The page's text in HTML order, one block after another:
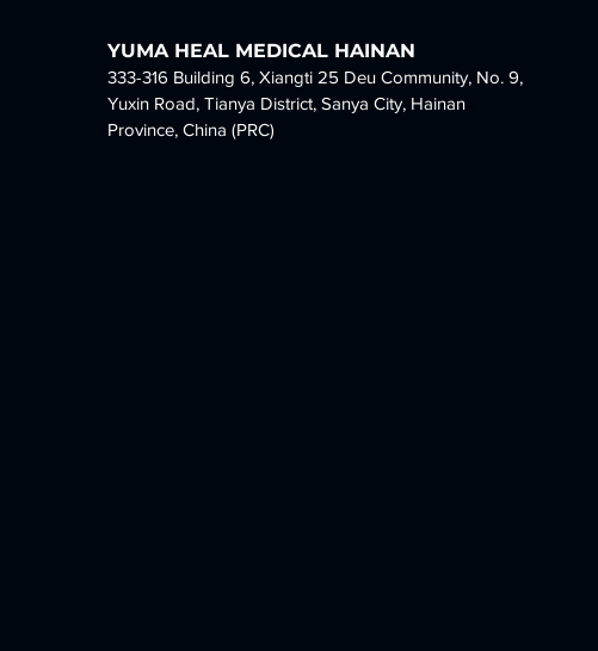
YUMA HEAL MEDICAL HAINAN
333-316 Building 6, Xiangti 25 Deu Community, No. 9,
Yuxin Road, Tianya District, Sanya City, Hainan
Province, China (PRC)